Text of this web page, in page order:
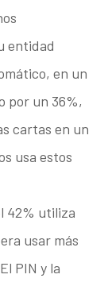
entidad
en un
por un 36%,
cartas en un
usa estos
42% utiliza
usar más
PIN y la